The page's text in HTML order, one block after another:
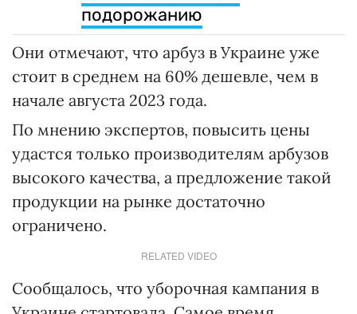
подорожанию
Они отмечают, что арбуз в Украине уже
стоит в среднем на 60% дешевле, чем в
начале августа 2023 года.
По мнению экспертов, повысить цены
удастся только производителям арбузов
высокого качества, а предложение такой
продукции на рынке достаточно
ограничено.
RELATED VIDEO
Сообщалось, что уборочная кампания в